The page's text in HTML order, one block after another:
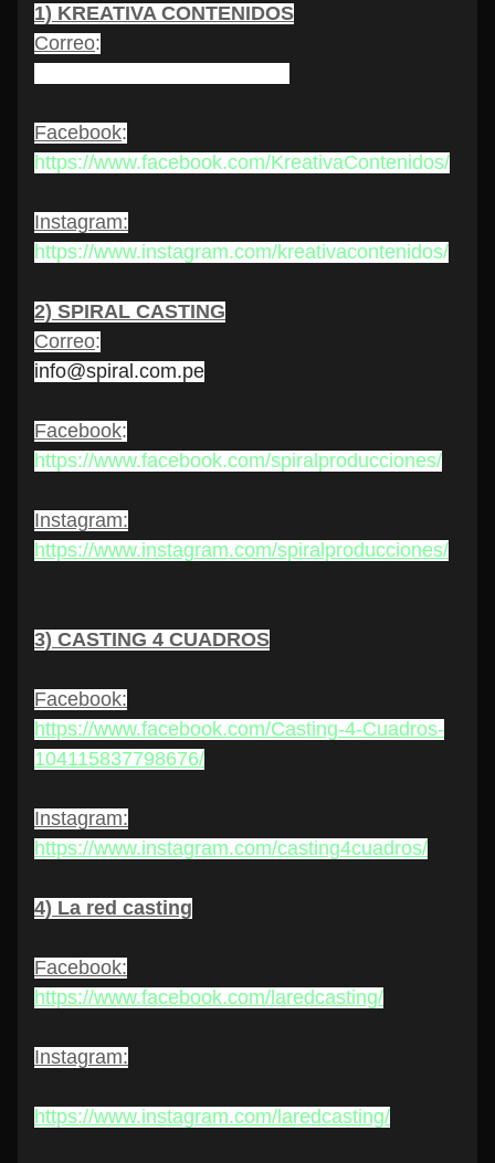
1) KREATIVA CONTENIDOS
Correo:
Facebook:
https://www.facebook.com/KreativaContenidos/
Instagram:
https://www.instagram.com/kreativacontenidos/
2) SPIRAL CASTING
Correo:
info@spiral.com.pe
Facebook:
https://www.facebook.com/spiralproducciones/
Instagram:
https://www.instagram.com/spiralproducciones/
3) CASTING 4 CUADROS
Facebook:
https://www.facebook.com/Casting-4-Cuadros-
104115837798676/
Instagram:
https://www.instagram.com/casting4cuadros/
4) La red casting
Facebook:
https://www.facebook.com/laredcasting/
Instagram:
https://www.instagram.com/laredcasting/